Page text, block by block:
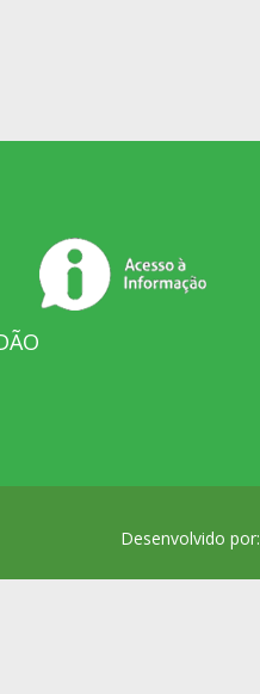
Desenvolvido por: